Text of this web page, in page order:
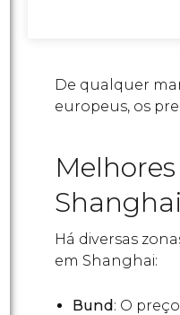
De qualquer
europeus, os
Shanghai
Há diversas
em Shanghai:
Bund: O